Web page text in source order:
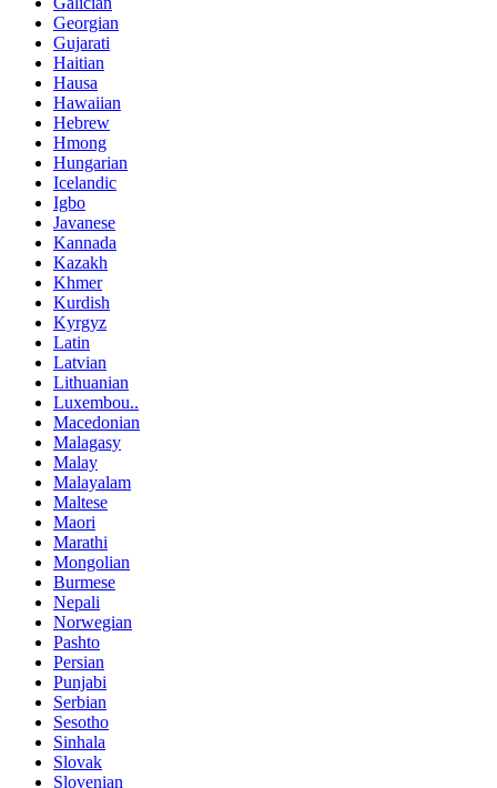
Georgian
Gujarati
Haitian
Hausa
Hawaiian
Hebrew
Hmong
Hungarian
Icelandic
Igbo
Javanese
Kannada
Kazakh
Khmer
Kurdish
Kyrgyz
Latin
Latvian
Lithuanian
Luxembou..
Macedonian
Malagasy
Malay
Malayalam
Maltese
Maori
Marathi
Mongolian
Burmese
Nepali
Norwegian
Pashto
Persian
Punjabi
Serbian
Sesotho
Sinhala
Slovak
Slovenian